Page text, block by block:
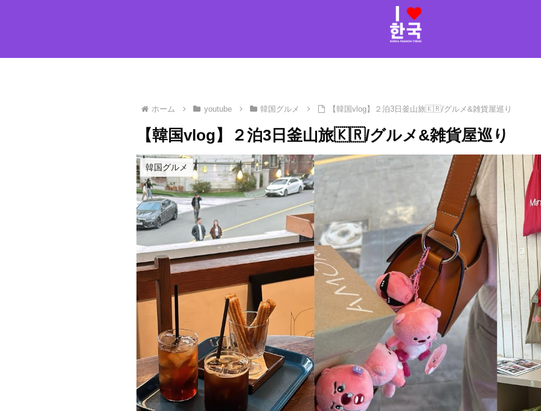
ホーム youtube 韓国グルメ 【韓国vlog】２泊3日釜山旅🇰🇷/グルメ&雑貨屋巡り
【韓国vlog】２泊3日釜山旅🇰🇷/グルメ&雑貨屋巡り
韓国グルメ